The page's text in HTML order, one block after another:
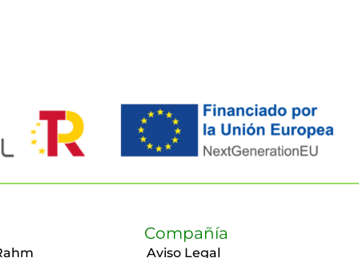
Compañía
Aviso Legal